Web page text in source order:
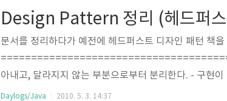
Design Pattern 정리 (헤드퍼
문서를 정리하다가 예전에 헤드퍼스트 디자인 패턴
아내고, 달라지지 않는 부분으로부터 분리한다. - 구현
용한다. - 서로 상호작용을 하는 객체 사이에서는 가능
Daylogs/Java 2010. 5. 3. 14:37